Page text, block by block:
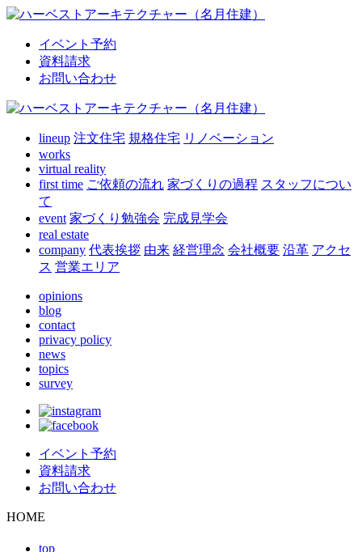
イベント予約
資料請求
お問い合わせ
lineup 注文住宅 規格住宅 リノベーション
works
virtual reality
first time ご依頼の流れ 家づくりの過程 スタッフについ
て
event 家づくり勉強会 完成見学会
real estate
company 代表挨拶 由来 経営理念 会社概要 沿革 アクセ
ス 営業エリア
opinions
blog
contact
privacy policy
news
topics
survey
イベント予約
資料請求
お問い合わせ
HOME
top